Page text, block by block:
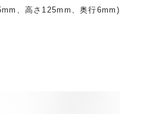
、高さ125mm、奥行6mm)